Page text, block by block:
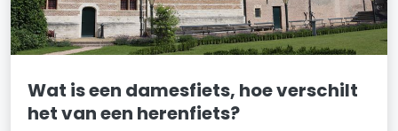
Wat is een damesfiets, hoe verschilt
het van een herenfiets?